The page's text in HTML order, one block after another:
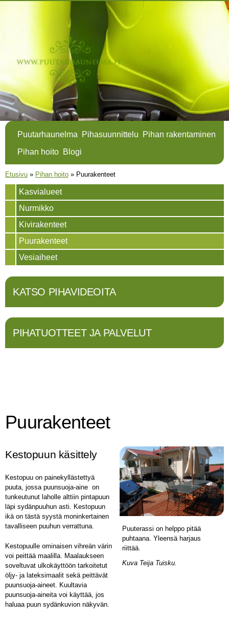
Hyppää
pääsisältöön
Puutarhaunelma Pihasuunnittelu
Pihan rakentaminen
Pihan hoito Blogi
Olet täällä
Etusivu » Pihan hoito » Puurakenteet
Kasvialueet
Nurmikko
Kivirakenteet
Puurakenteet
Vesiaiheet
KATSO PIHAVIDEOITA
PIHATUOTTEET JA PALVELUT
Puurakenteet
Kestopuun käsittely
Kestopuu on painekyllästettyä
puuta, jossa puunsuoja-aine on
tunkeutunut laholle alttiin pintapuun
läpi sydänpuuhun asti. Kestopuun
ikä on tästä syystä moninkertainen
tavalliseen puuhun verrattuna.
Kestopuulle ominaisen vihreän värin
voi peittää maalilla. Maalaukseen
soveltuvat ulkokäyttöön tarkoitetut
öljy- ja lateksimaalit sekä peittävät
puunsuoja-aineet. Kuultavia
puunsuoja-aineita voi käyttää, jos
haluaa puun sydänkuvion näkyvän.
Puuterassi on helppo pitää
puhtaana. Yleensä harjaus
riittää.
Kuva Teija Tuisku.